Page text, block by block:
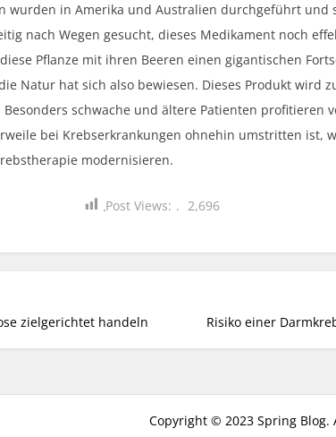
wurden in Amerika und Australien durchgeführt und
nach Wegen gesucht, dieses Medikament noch
Pflanze mit ihren Beeren einen gigantischen
Natur hat sich also bewiesen. Dieses Produkt wird
schwache und ältere Patienten profitieren
bei Krebserkrankungen ohnehin umstritten ist,
modernisieren.
Post Views: 2,696
zielgerichtet handeln
Risiko einer
Copyright © 2023 Spring Blog.